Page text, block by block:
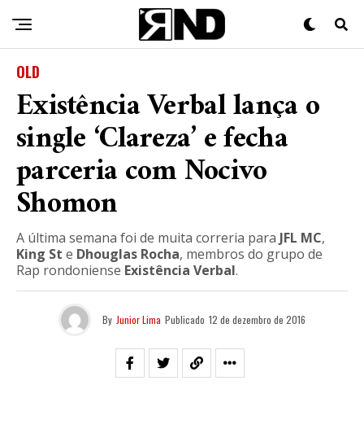
OLD
Existência Verbal lança o
single ‘Clareza’ e fecha
parceria com Nocivo
Shomon
A última semana foi de muita correria para JFL MC,
King St e Dhouglas Rocha, membros do grupo de
Rap rondoniense Existência Verbal.
By Junior Lima Publicado 12 de dezembro de 2016